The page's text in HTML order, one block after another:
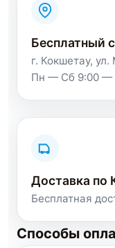
Бесплатный
г. Кокшетау,
Пн — Сб 9:00 —
Доставка по
Бесплатная
Способы